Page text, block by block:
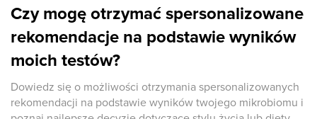
Czy mogę otrzymać spersonalizowane
rekomendacje na podstawie wyników
moich testów?
Dowiedz się o możliwości otrzymania spersonalizowanych
rekomendacji na podstawie wyników twojego mikrobiomu i